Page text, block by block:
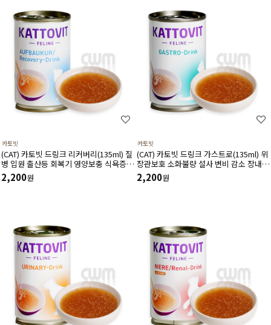
카토빗
(CAT) 카토빗 드링크 리커버리(135ml) 질
병 입원 출산등 회복기 영양보충 식욕증진
및 면역력증진 할인제외상품
2,200원
카토빗
(CAT) 카토빗 드링크 가스트로(135ml) 위
장관보호 소화불량 설사 변비 감소 장내유
산균증식에 도움 할인제외상품
2,200원